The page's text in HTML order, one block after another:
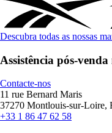
Descubra todas as nossas
Assistência pós-
Contacte-nos
11 rue Bernard Maris
37270 Montlouis-sur-Loire,
+33 1 86 47 62 58